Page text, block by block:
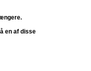
en af disse